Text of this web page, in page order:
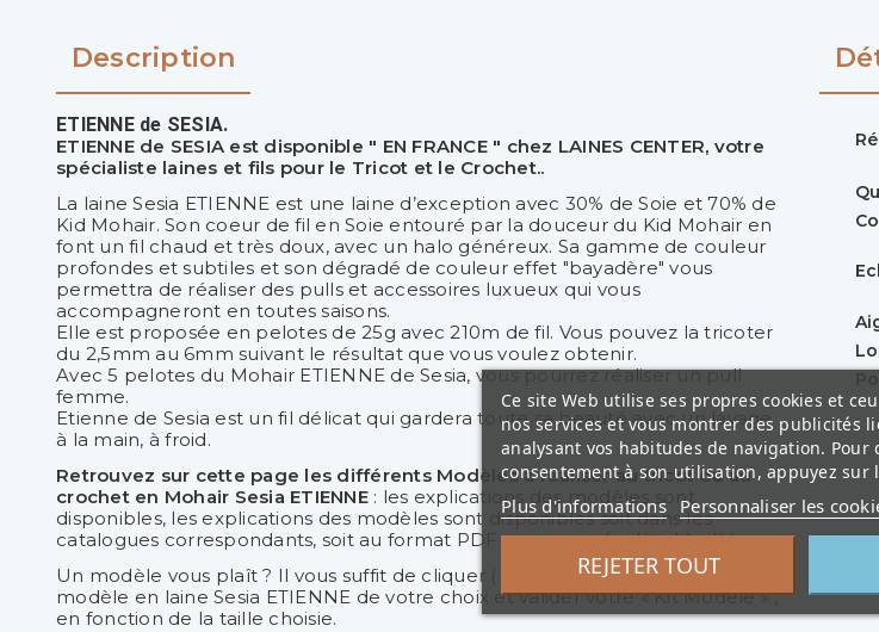
Description
ETIENNE de SESIA.
ETIENNE de SESIA est disponible " EN FRANCE " chez LAINES CENTER, votre
spécialiste laines et fils pour le Tricot et le Crochet..
La laine Sesia ETIENNE est une laine d’exception avec 30% de Soie et 70% de
Kid Mohair. Son coeur de fil en Soie entouré par la douceur du Kid Mohair en
font un fil chaud et très doux, avec un halo généreux. Sa gamme de couleur
profondes et subtiles et son dégradé de couleur effet "bayadère" vous
permettra de réaliser des pulls et accessoires luxueux qui vous
accompagneront en toutes saisons.
Elle est proposée en pelotes de 25g avec 210m de fil. Vous pouvez la tricoter
du 2,5mm au 6mm suivant le résultat que vous voulez obtenir.
Avec 5 pelotes du Mohair ETIENNE de Sesia, vous pourrez réaliser un pull
femme.
Etienne de Sesia est un fil délicat qui gardera toute sa beauté avec un lavage
à la main, à froid.
Retrouvez sur cette page les différents Modèles à réaliser au tricot ou au
crochet en Mohair Sesia ETIENNE : les explications des modèles sont
disponibles, les explications des modèles sont disponibles soit dans les
catalogues correspondants, soit au format PDF au niveau des Kits Modèles.
Un modèle vous plaît ? Il vous suffit de cliquer ( en bas de cette page ) sur le
modèle en laine Sesia ETIENNE de votre choix et valider votre « Kit Modèle » ,
en fonction de la taille choisie.
Ce site Web utilise ses propres cookies et
nos services et vous montrer des publicités
analysant vos habitudes de navigation. Pour
consentement à son utilisation, appuyez sur
Plus d'informations Personnaliser les
REJETER TOUT